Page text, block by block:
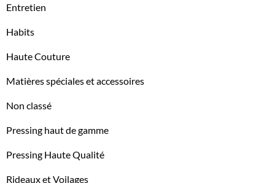
Entretien
Habits
Haute Couture
Matières spéciales et accessoires
Non classé
Pressing haut de gamme
Pressing Haute Qualité
Rideaux et Voilages